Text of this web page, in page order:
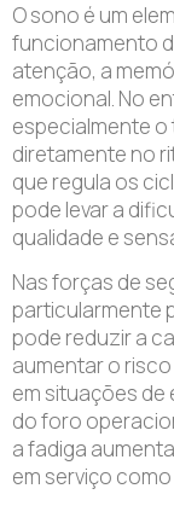
O sono é um
funcionamento
atenção, a
emocional. No
especialmente
diretamente no
que regula os
pode levar a
qualidade e
Nas forças de
particularmente
pode reduzir a
aumentar o
em situações
do foro
a fadiga
em serviço